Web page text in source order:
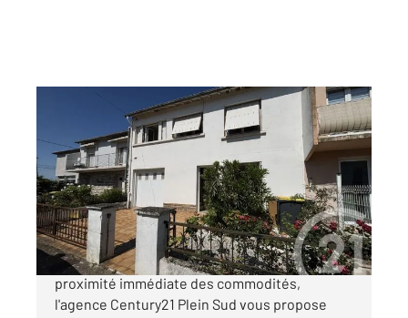
, 5 pièces
Ref : 2167
Maison à vendre
180 000 €
Située dans un secteur recherché d'Albi, à
proximité immédiate des commodités,
l'agence Century21 Plein Sud vous propose